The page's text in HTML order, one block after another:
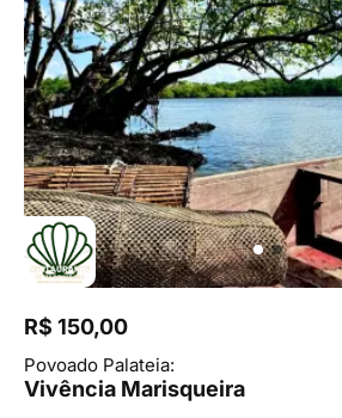
R$ 150,00
Povoado Palateia:
Vivência Marisqueira